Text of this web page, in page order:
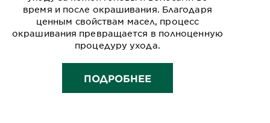
время и после окрашивания. Благодаря
ценным свойствам масел, процесс
окрашивания превращается в полноценную
процедуру ухода.
ПОДРОБНЕЕ